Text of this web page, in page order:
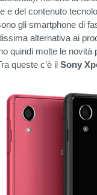
e del contenuto
gli smartphone di
alternativa ai
quindi molte le
queste c’è il Sony